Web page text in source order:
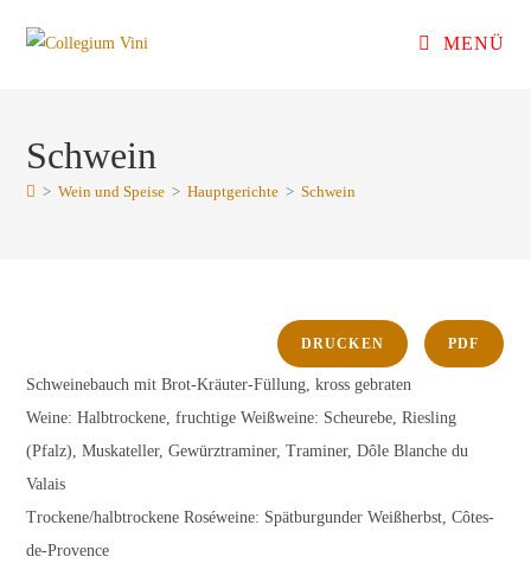
Inhalt
MENÜ
Schwein
> Wein und Speise > Hauptgerichte > Schwein
DRUCKEN PDF
Schweinebauch mit Brot-Kräuter-Füllung, kross gebraten
Weine: Halbtrockene, fruchtige Weißweine: Scheurebe, Riesling
(Pfalz), Muskateller, Gewürztraminer, Traminer, Dôle Blanche du
Valais
Trockene/halbtrockene Roséweine: Spätburgunder Weißherbst, Côtes-
de-Provence